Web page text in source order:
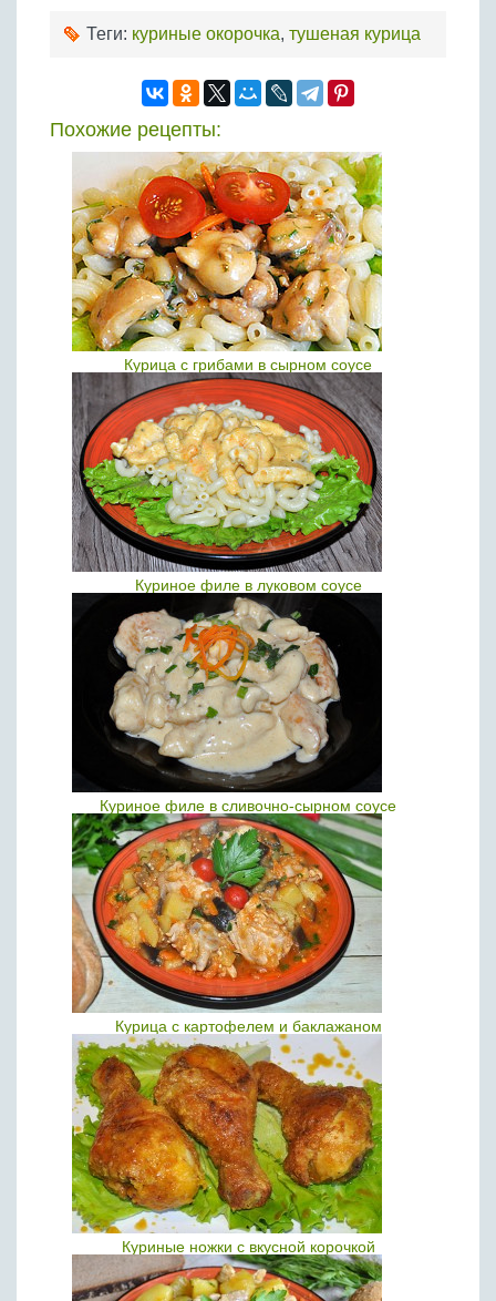
Теги: куриные окорочка, тушеная курица
Похожие рецепты:
Курица с грибами в сырном соусе
Куриное филе в луковом соусе
Куриное филе в сливочно-сырном соусе
Курица с картофелем и баклажаном
Куриные ножки с вкусной корочкой